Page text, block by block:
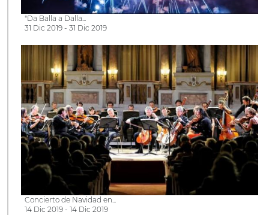
"Da Balla a Dalla...
31 Dic 2019 - 31 Dic 2019
Concierto de Navidad en...
14 Dic 2019 - 14 Dic 2019